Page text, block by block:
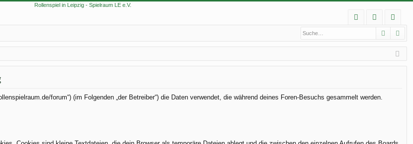
Q
m
el
n
eg
ist
rie
Suche
forum“) (im Folgenden „der Betreiber“) die Daten verwendet, die während deines Foren-Besuchs gesammelt werden.